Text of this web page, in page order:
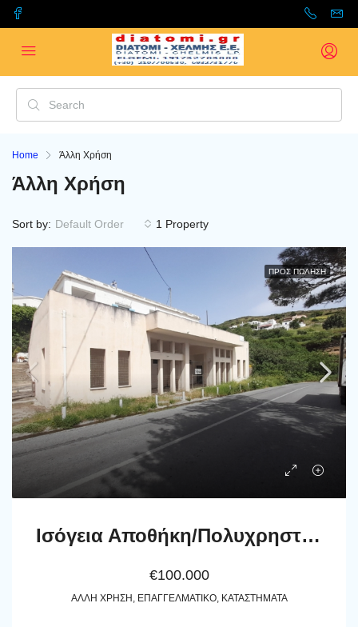
Home Άλλη Χρήση
Άλλη Χρήση
1 Property
Sort by: Default Order
ΠΡΟΣ ΠΏΛΗΣΗ
Ισόγεια Αποθήκη/Πολυχρηστικός χώρος 250,56 m2 επί της Επαρχιακής οδού στον Πιτροφό
€100.000
ΆΛΛΗ ΧΡΉΣΗ, ΕΠΑΓΓΕΛΜΑΤΙΚΌ, ΚΑΤΑΣΤΉΜΑΤΑ